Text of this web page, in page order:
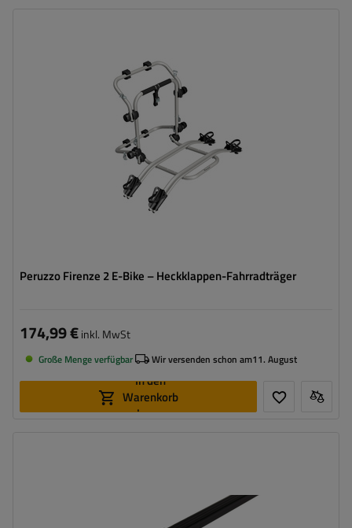
Peruzzo Firenze 2 E-Bike – Heckklappen-Fahrradträger
45 kg
kompatibel mit Elektrofahrrädern
Aluminiumkonstruktion
174,99 €inkl. MwSt
Große Menge verfügbar Wir versenden schon am11. August
In den
Warenkorb
legen